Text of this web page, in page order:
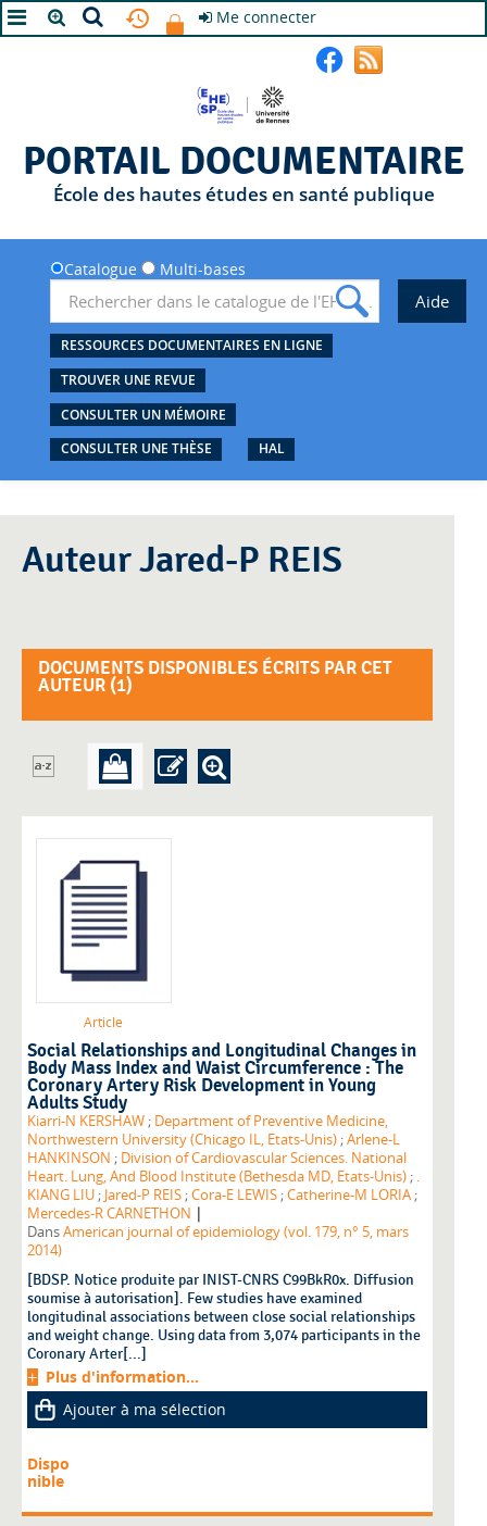
Me connecter
PORTAIL DOCUMENTAIRE
École des hautes études en santé publique
Catalogue Multi-bases
RESSOURCES DOCUMENTAIRES EN LIGNE
TROUVER UNE REVUE
CONSULTER UN MÉMOIRE
CONSULTER UNE THÈSE
HAL
Auteur Jared-P REIS
DOCUMENTS DISPONIBLES ÉCRITS PAR CET
AUTEUR (1)
Article
Social Relationships and Longitudinal Changes in
Body Mass Index and Waist Circumference : The
Coronary Artery Risk Development in Young
Adults Study
Kiarri-N KERSHAW ; Department of Preventive Medicine,
Northwestern University (Chicago IL, Etats-Unis) ;Arlene-L
HANKINSON ; Division of Cardiovascular Sciences. National
Heart. Lung, And Blood Institute (Bethesda MD, Etats-Unis) ; .
KIANG LIU ; Jared-P REIS ;Cora-E LEWIS ;Catherine-M LORIA ;
Mercedes-R CARNETHON |
DansAmerican journal of epidemiology (vol. 179, n° 5, mars
2014)
[BDSP. Notice produite par INIST-CNRS C99BkR0x. Diffusion
soumise à autorisation]. Few studies have examined
longitudinal associations between close social relationships
and weight change. Using data from 3,074 participants in the
Coronary Arter[...]
Plus d'information...
Ajouter à ma sélection
Dispo
nible